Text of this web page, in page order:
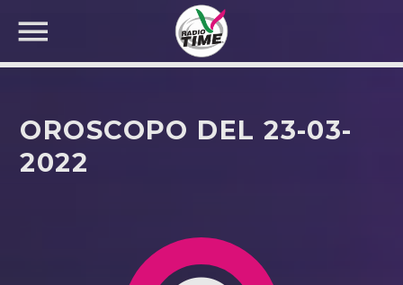
OROSCOPO DEL 23-03-
2022